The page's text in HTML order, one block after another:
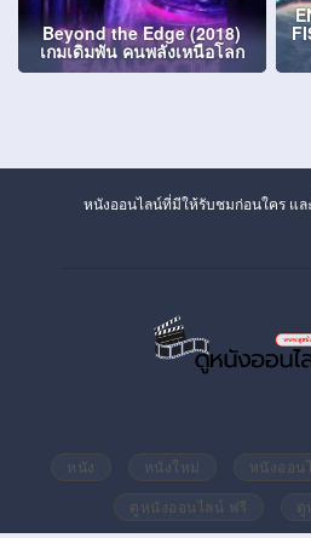
Beyond the Edge (2018)
เกมเดิมพัน คนพลังเหนือโลก
หนังออนไลน์ที่มีให้รับชมก่อนใคร แล
หนัง หนังใหม่ หนังออน
ดูหนังออนไลน์ ฟรี
ดู